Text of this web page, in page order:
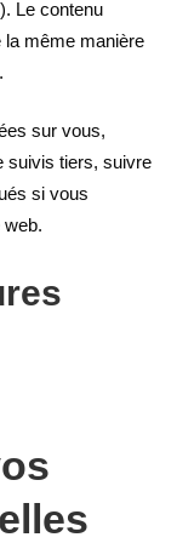
Le contenu
la même manière
sur vous,
suivis tiers, suivre
si vous
web.